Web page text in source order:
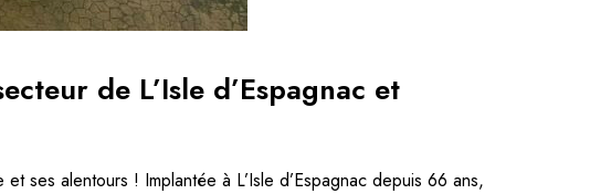
de L’Isle d’Espagnac et
ses alentours ! Implantée à L’Isle d’Espagnac depuis 66 ans,